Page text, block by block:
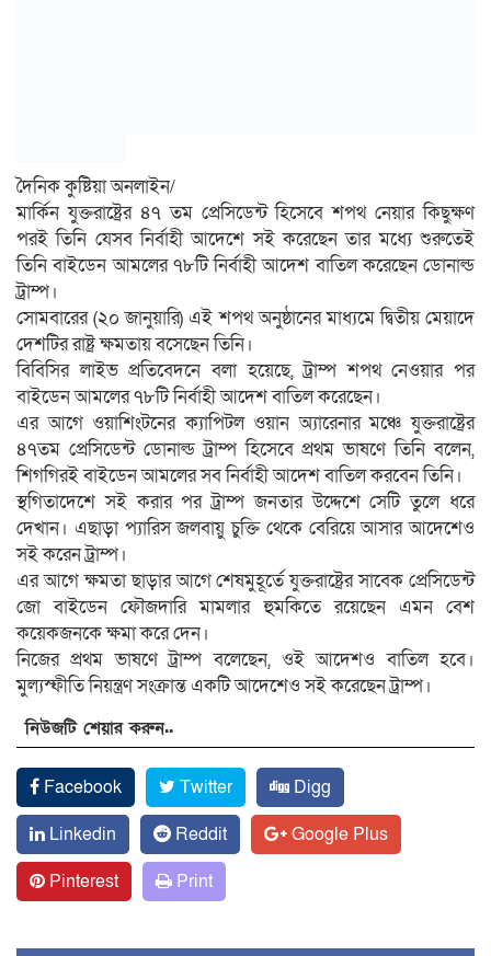
দৈনিক কুষ্টিয়া অনলাইন/
মার্কিন যুক্তরাষ্ট্রের ৪৭ তম প্রেসিডেন্ট হিসেবে শপথ নেয়ার কিছুক্ষণ
পরই তিনি যেসব নির্বাহী আদেশে সই করেছেন তার মধ্যে শুরুতেই
তিনি বাইডেন আমলের ৭৮টি নির্বাহী আদেশ বাতিল করেছেন ডোনাল্ড
ট্রাম্প।
সোমবারের (২০ জানুয়ারি) এই শপথ অনুষ্ঠানের মাধ্যমে দ্বিতীয় মেয়াদে
দেশটির রাষ্ট্র ক্ষমতায় বসেছেন তিনি।
বিবিসির লাইভ প্রতিবেদনে বলা হয়েছে, ট্রাম্প শপথ নেওয়ার পর
বাইডেন আমলের ৭৮টি নির্বাহী আদেশ বাতিল করেছেন।
এর আগে ওয়াশিংটনের ক্যাপিটল ওয়ান অ্যারেনার মঞ্চে যুক্তরাষ্ট্রের
৪৭তম প্রেসিডেন্ট ডোনাল্ড ট্রাম্প হিসেবে প্রথম ভাষণে তিনি বলেন,
শিগগিরই বাইডেন আমলের সব নির্বাহী আদেশ বাতিল করবেন তিনি।
স্থগিতাদেশে সই করার পর ট্রাম্প জনতার উদ্দেশে সেটি তুলে ধরে
দেখান। এছাড়া প্যারিস জলবায়ু চুক্তি থেকে বেরিয়ে আসার আদেশেও
সই করেন ট্রাম্প।
এর আগে ক্ষমতা ছাড়ার আগে শেষমুহূর্তে যুক্তরাষ্ট্রের সাবেক প্রেসিডেন্ট
জো বাইডেন ফৌজদারি মামলার হুমকিতে রয়েছেন এমন বেশ
কয়েকজনকে ক্ষমা করে দেন।
নিজের প্রথম ভাষণে ট্রাম্প বলেছেন, ওই আদেশও বাতিল হবে।
মুল্যস্ফীতি নিয়ন্ত্রণ সংক্রান্ত একটি আদেশেও সই করেছেন ট্রাম্প।
নিউজটি শেয়ার করুন..
Facebook Twitter
Digg
Linkedin
Reddit
Google Plus
Pinterest
Print